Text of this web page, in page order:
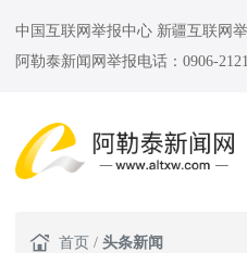
中国互联网举报中心 新疆互联网
阿勒泰新闻网举报电话：0906-
首页 / 头条新闻